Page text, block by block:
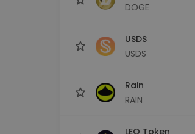
DOGE
USDS
USDS
Rain
RAIN
LEO Token